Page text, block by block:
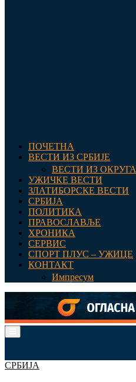
ПОЧЕТНА
ВЕСТИ ИЗ СРБИЈЕ
ВЕСТИ ИЗ ОКРУГА
УЖИЧКЕ ВЕСТИ
ЗЛАТИБОРСКЕ ВЕСТИ
СРБИЈА
ПОЛИТИКА
ПРАВОСЛАВЉЕ
ХРОНИКА
СЕРВИС
СПОРТ ПЛУС – УЖИЦЕ
КОНТАКТ
Импресум
Menu
СРБИЈА